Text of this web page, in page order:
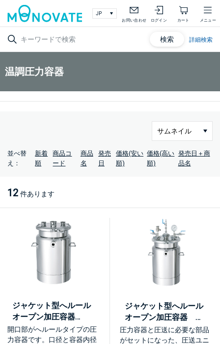
お問い合わせ ログイン カート メニュー
検索 詳細検索
温調圧力容器
並べ替
え：
新着
順
商品コ
ード
商品
名
発売
日
価格(安い
順)
価格(高い
順)
発売日＋商
品名
12 件あります
ジャケット型へルール
オープン加圧容器
【PCN-F-J】
開口部がへルールタイプの圧
力容器です。口径と容器内径
ジャケット型へルール
オープン加圧容器 圧
送ユニット【PCN-F-J-
UT】
圧力容器と圧送に必要な部品
がセットになった、圧送ユニ